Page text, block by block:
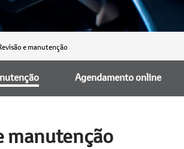
e manutenção
Agendamento online
manutenção